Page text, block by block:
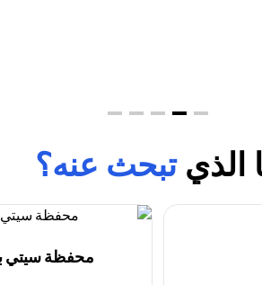
الذيتبحث عنه؟
محفظة سيتي